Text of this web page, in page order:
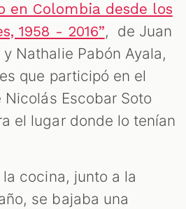
en Colombia desde los
1958 - 2016”, de Juan
Nathalie Pabón Ayala,
que participó en el
Escobar Soto
el lugar donde lo tenían
la cocina, junto a la
se bajaba una